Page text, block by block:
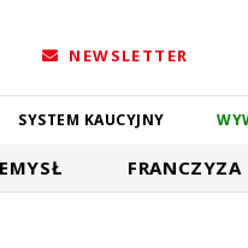
NEWSLETTER
SYSTEM KAUCYJNY
FRANCZYZA